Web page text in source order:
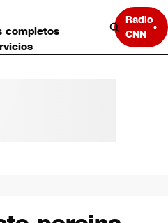
completos
Radio
CNN